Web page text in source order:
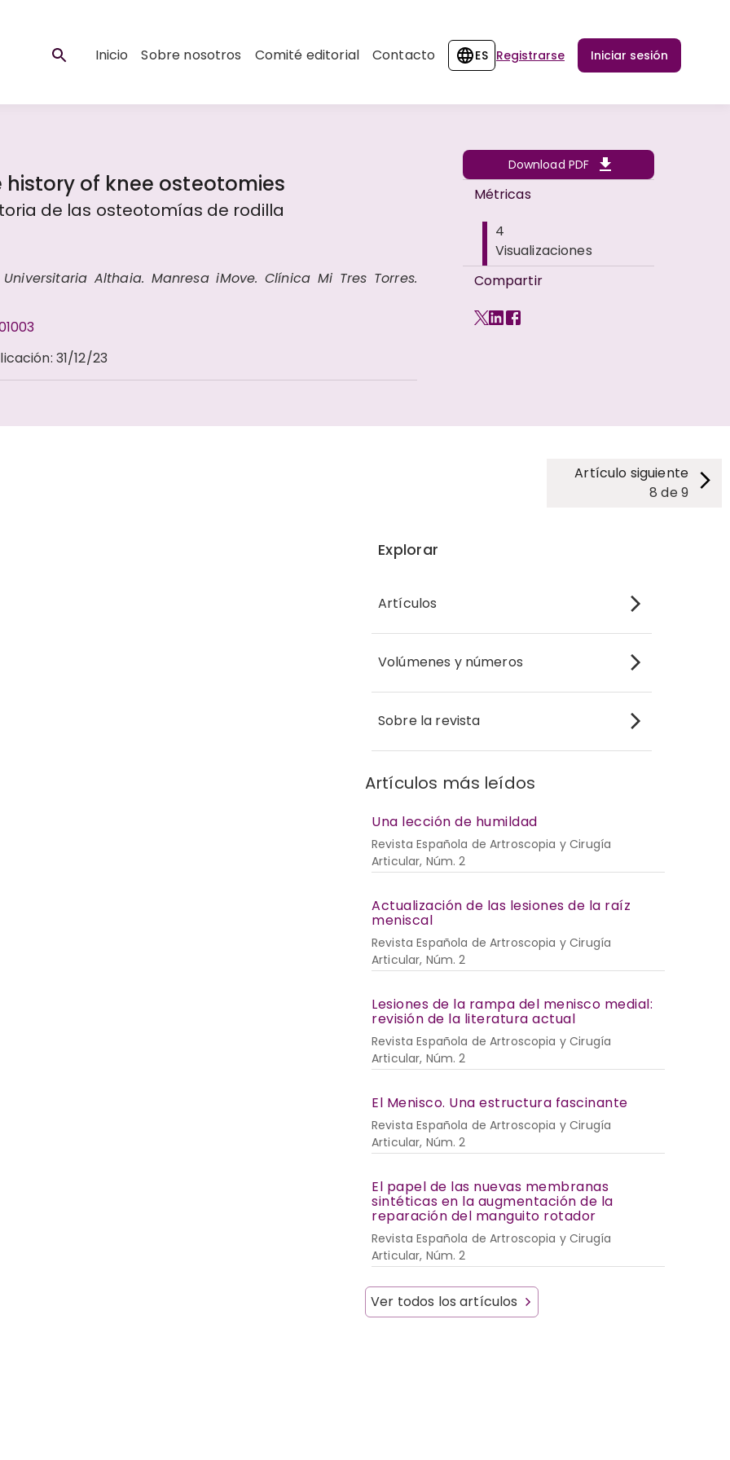
Inicio Sobre nosotros Comité editorial Contacto ES Registrarse Iniciar sesión
of knee osteotomies
de las osteotomías de rodilla
Althaia. Manresa iMove. Clínica Mi Tres Torres.
: 31/12/23
Download PDF
Métricas
4
Visualizaciones
Compartir
Artículo siguiente
8 de9
Explorar
Artículos
Volúmenes y números
Sobre la revista
Artículos más leídos
Una lección de humildad
Revista Española de Artroscopia y Cirugía
Articular, Núm. 2
Actualización de las lesiones de la raíz
meniscal
Revista Española de Artroscopia y Cirugía
Articular, Núm. 2
Lesiones de la rampa del menisco medial:
revisión de la literatura actual
Revista Española de Artroscopia y Cirugía
Articular, Núm. 2
El Menisco. Una estructura fascinante
Revista Española de Artroscopia y Cirugía
Articular, Núm. 2
El papel de las nuevas membranas
sintéticas en la augmentación de la
reparación del manguito rotador
Revista Española de Artroscopia y Cirugía
Articular, Núm. 2
Ver todos los artículos